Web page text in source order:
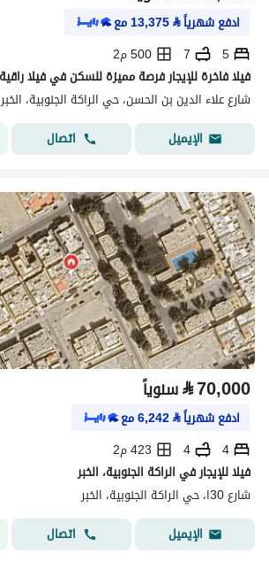
ادفع شهرياً⃁
13,375مع
5
7
500 م2
شارع علاء الدين بن الحسن، حي الراكة الجنوبية، الخبر
الإيميل
اتصال
⃁70,000 سنوياً
ادفع شهرياً⃁
6,242مع
4
4
423 م2
فيلا للإيجار في الراكة الجنوبية، الخبر
شارع 30ا، حي الراكة الجنوبية، الخبر
الإيميل
اتصال